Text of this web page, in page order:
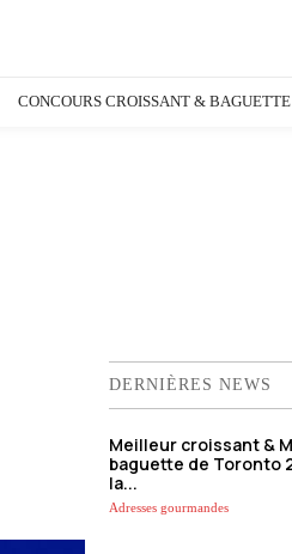
CONCOURS CROISSANT &
DERNIÈRES NEWS
Meilleur croissant &
baguette de Toronto
la...
Adresses gourmandes